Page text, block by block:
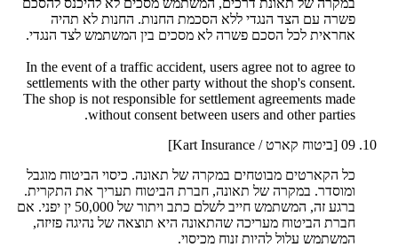
פשרה עם הצד הנגדי ללא הסכמת החנות. החנות לא תהיה
אחראית לכל הסכם פשרה לא מסכים בין המשתמש לצד הנגדי.
In the event of a traffic accident, users agree not to agree to
settlements with the other party without the shop's consent.
The shop is not responsible for settlement agreements made
without consent between users and other parties.
09 [ביטוח קארט / Kart Insurance]
כל הקארטים מבוטחים במקרה של תאונה. כיסוי הביטוח מוגבל
ומוסדר. במקרה של תאונה, חברת הביטוח תעריך את התקרית.
ברגע זה, המשתמש חייב לשלם כתב ויתור של 50,000 ין יפני. אם
חברת הביטוח מעריכה שהתאונה היא תוצאה של נהיגה פזיזה,
המשתמש עלול להיות זנוח מכיסוי.